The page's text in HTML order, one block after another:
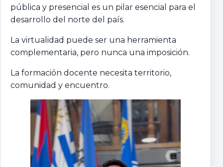
pública y presencial es un pilar esencial para el
desarrollo del norte del país.
La virtualidad puede ser una herramienta
complementaria, pero nunca una imposición.
La formación docente necesita territorio,
comunidad y encuentro.